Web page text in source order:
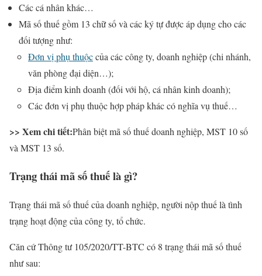
Các cá nhân khác…
Mã số thuế gồm 13 chữ số và các ký tự được áp dụng cho các
đối tượng như:
Đơn vị phụ thuộccủa các công ty, doanh nghiệp (chi nhánh,
văn phòng đại diện…);
Địa điểm kinh doanh (đối với hộ, cá nhân kinh doanh);
Các đơn vị phụ thuộc hợp pháp khác có nghĩa vụ thuế…
>> Xem chi tiết:Phân biệt mã số thuế doanh nghiệp, MST 10 số
và MST 13 số.
Trạng thái mã số thuế là gì?
Trạng thái mã số thuế của doanh nghiệp, người nộp thuế là tình
trạng hoạt động của công ty, tổ chức.
Căn cứ Thông tư 105/2020/TT-BTC có 8 trạng thái mã số thuế
như sau: